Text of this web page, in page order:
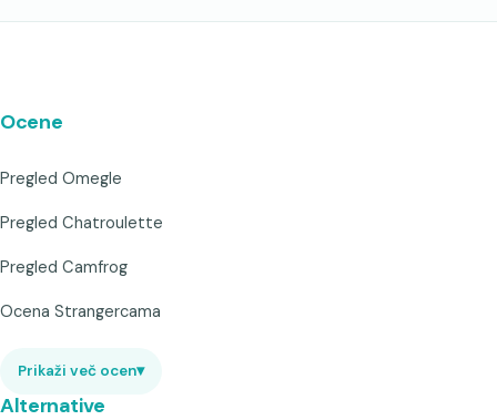
Ocene
Pregled Omegle
Pregled Chatroulette
Pregled Camfrog
Ocena Strangercama
Prikaži več ocen▾
Alternative